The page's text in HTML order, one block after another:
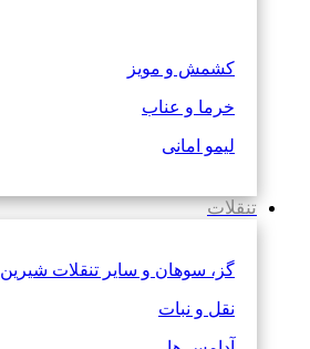
کشمش و مویز
خرما و عناب
لیمو امانی
تنقلات
گز، سوهان و سایر تنقلات شیرین
نقل و نبات